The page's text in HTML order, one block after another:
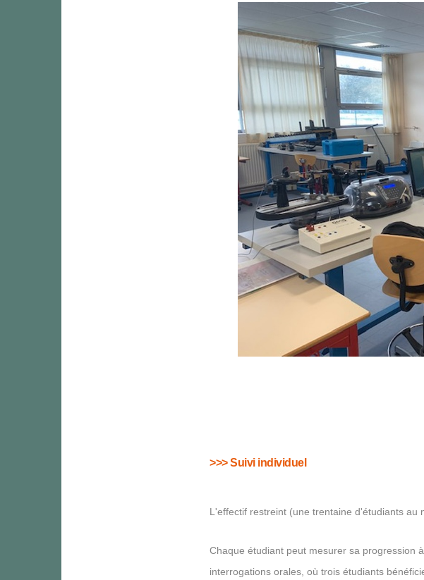
>>> Suivi individuel
L'effectif restreint (une trentaine d'étudiants
Chaque étudiant peut mesurer sa progression
interrogations orales, où trois étudiants